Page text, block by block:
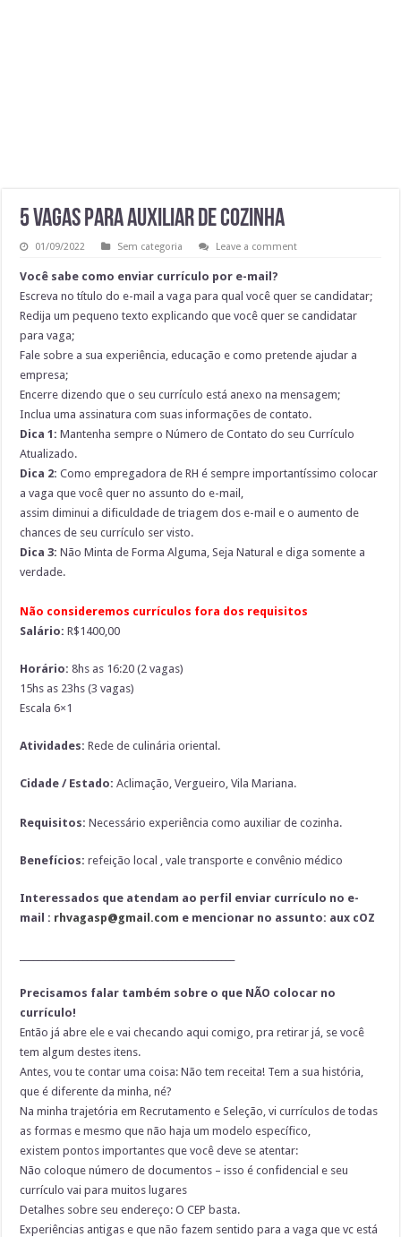
5 vagas para AUXILIAR DE COZINHA
01/09/2022 Sem categoria Leave a comment
Você sabe como enviar currículo por e-mail?
Escreva no título do e-mail a vaga para qual você quer se candidatar;
Redija um pequeno texto explicando que você quer se candidatar
para vaga;
Fale sobre a sua experiência, educação e como pretende ajudar a
empresa;
Encerre dizendo que o seu currículo está anexo na mensagem;
Inclua uma assinatura com suas informações de contato.
Dica 1: Mantenha sempre o Número de Contato do seu Currículo
Atualizado.
Dica 2: Como empregadora de RH é sempre importantíssimo colocar
a vaga que você quer no assunto do e-mail,
assim diminui a dificuldade de triagem dos e-mail e o aumento de
chances de seu currículo ser visto.
Dica 3: Não Minta de Forma Alguma, Seja Natural e diga somente a
verdade.
Não consideremos currículos fora dos requisitos
Salário:R$1400,00
Horário:8hs as 16:20 (2 vagas)
15hs as 23hs (3 vagas)
Escala 6×1
Atividades:Rede de culinária oriental.
Cidade / Estado: Aclimação, Vergueiro, Vila Mariana.
Requisitos:Necessário experiência como auxiliar de cozinha.
Benefícios:refeição local , vale transporte e convênio médico
Interessados que atendam ao perfil enviar currículo no e-
mail : rhvagasp@gmail.com e mencionar no assunto: aux cOZ
Precisamos falar também sobre o que NÃO colocar no
currículo!
Então já abre ele e vai checando aqui comigo, pra retirar já, se você
tem algum destes itens.
Antes, vou te contar uma coisa: Não tem receita! Tem a sua história,
que é diferente da minha, né?
Na minha trajetória em Recrutamento e Seleção, vi currículos de todas
as formas e mesmo que não haja um modelo específico,
existem pontos importantes que você deve se atentar:
Não coloque número de documentos – isso é confidencial e seu
currículo vai para muitos lugares
Detalhes sobre seu endereço: O CEP basta.
Experiências antigas e que não fazem sentido para a vaga que vc está